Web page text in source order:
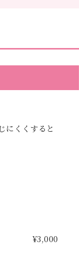
にくくすると
¥3,000